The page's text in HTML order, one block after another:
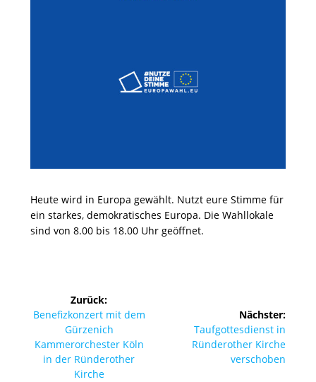
Heute wird in Europa gewählt. Nutzt eure Stimme für
ein starkes, demokratisches Europa. Die Wahllokale
sind von 8.00 bis 18.00 Uhr geöffnet.
Beitragsnavigation
Zurück:
Vorheriger
Beitrag:
Benefizkonzert mit dem
Gürzenich
Kammerorchester Köln
in der Ründerother
Kirche
Nächster:
Nächster
Beitrag:
Taufgottesdienst in
Ründerother Kirche
verschoben